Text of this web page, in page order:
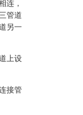
连，
管道
另一
上设
接管